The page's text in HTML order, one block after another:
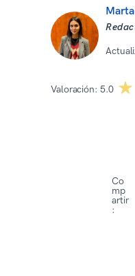
Valoración: 5.0
Co
mp
artir
: